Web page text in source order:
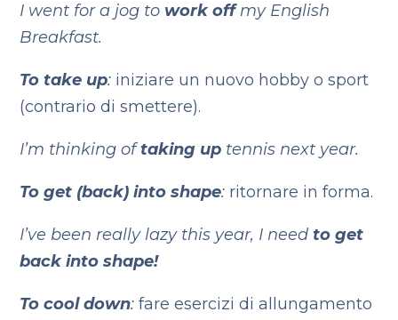
I went for a jog to work offmy English
Breakfast.
To take up: iniziare un nuovo hobby o sport
(contrario di smettere).
I’m thinking oftaking up tennis next year.
To get (back) into shape: ritornare in forma.
I’ve been really lazy this year, I needto get
back into shape!
To cool down: fare esercizi di allungamento